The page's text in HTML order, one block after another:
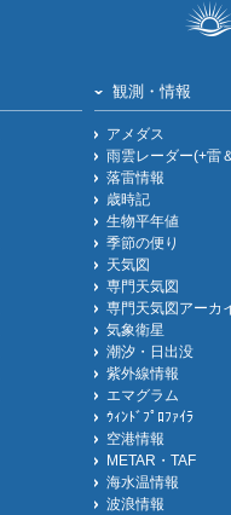
観測・情報
アメダス
雨雲レーダー(+雷
落雷情報
歳時記
生物平年値
季節の便り
天気図
専門天気図
専門天気図アーカ
気象衛星
潮汐・日出没
紫外線情報
エマグラム
ｳｨﾝﾄﾞﾌﾟﾛﾌｧｲﾗ
空港情報
METAR・TAF
海水温情報
波浪情報